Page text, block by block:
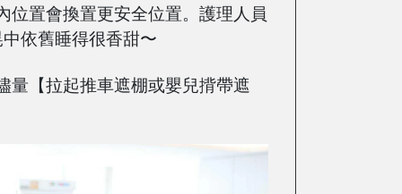
位置會換置更安全位置。護理人員
依舊睡得很香甜〜
【拉起推車遮棚或嬰兒揹帶遮